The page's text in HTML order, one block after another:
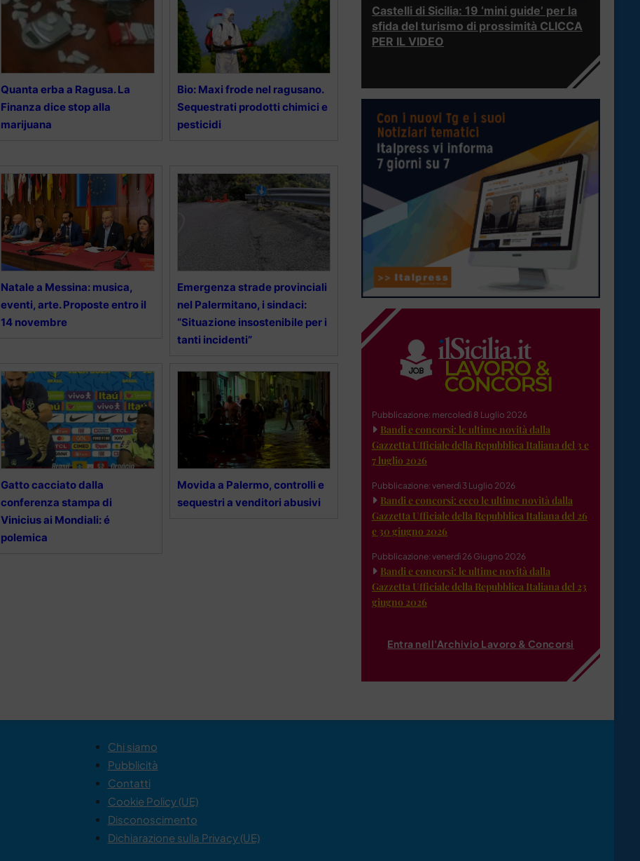
Quanta erba a Ragusa. La
Finanza dice stop alla
marijuana
Bio: Maxi frode nel ragusano.
Sequestrati prodotti chimici e
pesticidi
Natale a Messina: musica,
eventi, arte. Proposte entro il
14 novembre
Emergenza strade provinciali
nel Palermitano, i sindaci:
“Situazione insostenibile per i
tanti incidenti”
Gatto cacciato dalla
conferenza stampa di
Vinicius ai Mondiali: é
polemica
Movida a Palermo, controlli e
sequestri a venditori abusivi
Castelli di Sicilia: 19 ‘mini guide’ per la
sfida del turismo di prossimità CLICCA
PER IL VIDEO
Pubblicazione: mercoledì 8 Luglio 2026
Bandi e concorsi: le ultime novità dalla
Gazzetta Ufficiale della Repubblica Italiana del 3 e
7 luglio 2026
Pubblicazione: venerdì 3 Luglio 2026
Bandi e concorsi: ecco le ultime novità dalla
Gazzetta Ufficiale della Repubblica Italiana del 26
e 30 giugno 2026
Pubblicazione: venerdì 26 Giugno 2026
Bandi e concorsi: le ultime novità dalla
Gazzetta Ufficiale della Repubblica Italiana del 23
giugno 2026
Entra nell'Archivio Lavoro & Concorsi
Chi siamo
Pubblicità
Contatti
Cookie Policy (UE)
Disconoscimento
Dichiarazione sulla Privacy (UE)